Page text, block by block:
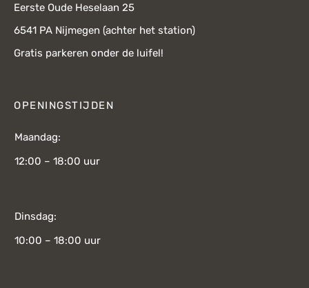
Eerste Oude Heselaan 25
6541 PA Nijmegen (achter het station)
Gratis parkeren onder de luifel!
OPENINGSTIJDEN
Maandag:
12:00 – 18:00 uur
Dinsdag:
10:00 – 18:00 uur